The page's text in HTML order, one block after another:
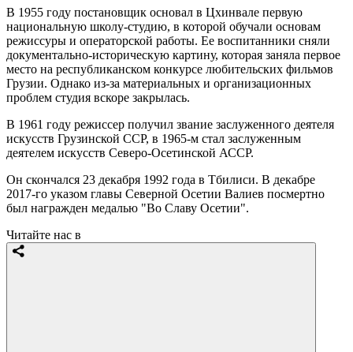
В 1955 году постановщик основал в Цхинвале первую
национальную школу-студию, в которой обучали основам
режиссуры и операторской работы. Ее воспитанники сняли
документально-историческую картину, которая заняла первое
место на республиканском конкурсе любительских фильмов
Грузии. Однако из-за материальных и организационных
проблем студия вскоре закрылась.
В 1961 году режиссер получил звание заслуженного деятеля
искусств Грузинской ССР, в 1965-м стал заслуженным
деятелем искусств Северо-Осетинской АССР.
Он скончался 23 декабря 1992 года в Тбилиси. В декабре
2017-го указом главы Северной Осетии Валиев посмертно
был награжден медалью "Во Славу Осетии".
Читайте нас в